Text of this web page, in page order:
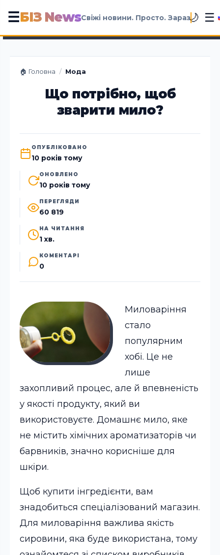
☰БІЗ NewsСвіжі новини. Просто. Зараз🌙 ☰
🏠 Головна / Мода
Що потрібно, щоб
зварити мило?
ОПУБЛІКОВАНО
10 років тому
ОНОВЛЕНО
10 років тому
ПЕРЕГЛЯДИ
60 819
НА ЧИТАННЯ
1 хв.
КОМЕНТАРІ
0
Миловаріння
стало
популярним
хобі. Це не
лише
захопливий процес, але й впевненість
у якості продукту, який ви
використовуєте. Домашнє мило, яке
не містить хімічних ароматизаторів чи
барвників, значно корисніше для
шкіри.
Щоб купити інгредієнти, вам
знадобиться спеціалізований магазин.
Для миловаріння важлива якість
сировини, яка буде використана, тому